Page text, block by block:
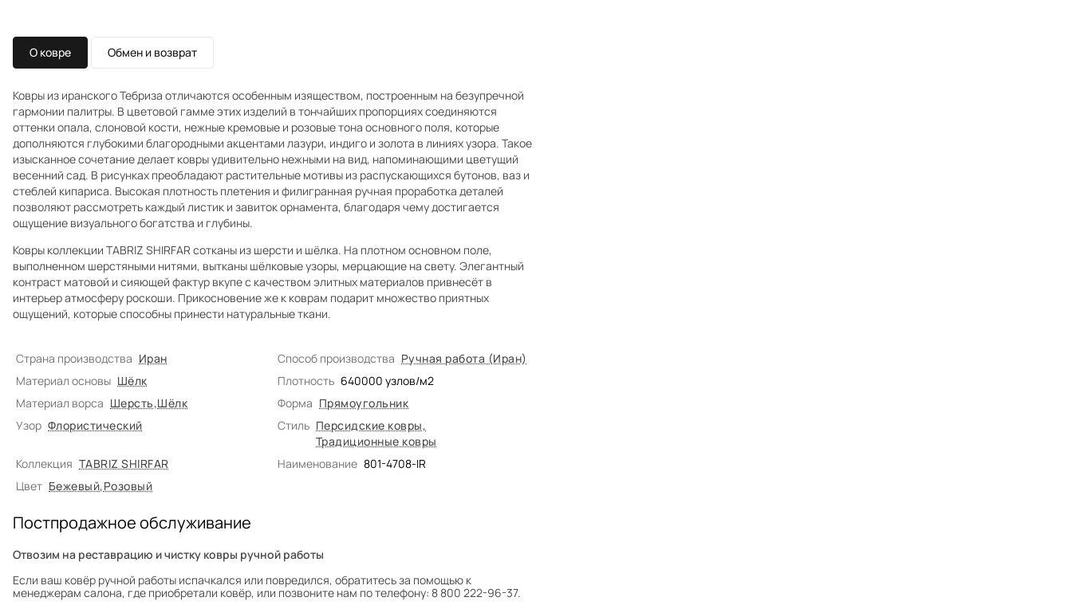
О ковре Обмен и возврат
Ковры из иранского Тебриза отличаются особенным изяществом, построенным на безупречной
гармонии палитры. В цветовой гамме этих изделий в тончайших пропорциях соединяются
оттенки опала, слоновой кости, нежные кремовые и розовые тона основного поля, которые
дополняются глубокими благородными акцентами лазури, индиго и золота в линиях узора. Такое
изысканное сочетание делает ковры удивительно нежными на вид, напоминающими цветущий
весенний сад. В рисунках преобладают растительные мотивы из распускающихся бутонов, ваз и
стеблей кипариса. Высокая плотность плетения и филигранная ручная проработка деталей
позволяют рассмотреть каждый листик и завиток орнамента, благодаря чему достигается
ощущение визуального богатства и глубины.
Ковры коллекции TABRIZ SHIRFAR сотканы из шерсти и шёлка. На плотном основном поле,
выполненном шерстяными нитями, вытканы шёлковые узоры, мерцающие на свету. Элегантный
контраст матовой и сияющей фактур вкупе с качеством элитных материалов привнесёт в
интерьер атмосферу роскоши. Прикосновение же к коврам подарит множество приятных
ощущений, которые способны принести натуральные ткани.
Страна производства Иран Способ производства Ручная работа (Иран)
Материал основы Шёлк Плотность 640000 узлов/м2
Материал ворса Шерсть,Шёлк Форма Прямоугольник
Узор Флористический Стиль Персидские ковры,
Традиционные ковры
Коллекция TABRIZ SHIRFAR Наименование 801-4708-IR
Цвет Бежевый,Розовый
Постпродажное обслуживание
Отвозим на реставрацию и чистку ковры ручной работы
Если ваш ковёр ручной работы испачкался или повредился, обратитесь за помощью к
менеджерам салона, где приобретали ковёр, или позвоните нам по телефону: 8 800 222-96-37.